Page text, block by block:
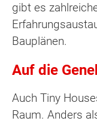
gibt es
Bauplänen.
Auf die
Auch Tiny
Raum. Anders